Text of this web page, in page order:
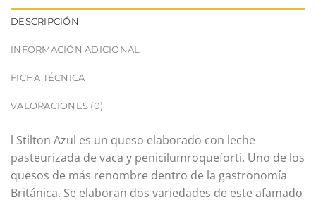
DESCRIPCIÓN
INFORMACIÓN ADICIONAL
FICHA TÉCNICA
VALORACIONES (0)
l Stilton Azul es un queso elaborado con leche
pasteurizada de vaca y penicilumroqueforti. Uno de los
quesos de más renombre dentro de la gastronomía
Británica. Se elaboran dos variedades de este afamado